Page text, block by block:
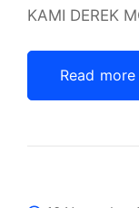
KAMI DEREK
Read more